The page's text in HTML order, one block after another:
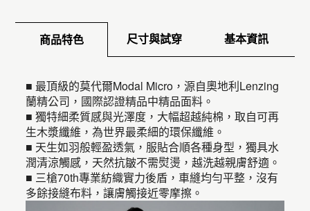
商品特色 尺寸與試穿 基本資訊
■ 最頂級的莫代爾Modal Micro，源自奧地利Lenzing
蘭精公司，國際認證精品中精品面料。
■ 獨特細柔質感與光澤度，大幅超越純棉，取自可再
生木漿纖維，為世界最柔細的環保纖維。
■ 天生如羽般輕盈透氣，服貼合順各種身型，獨具水
潤清涼觸感，天然抗皺不需熨燙，越洗越親膚舒適。
■ 三槍70th專業紡織實力後盾，車縫均勻平整，沒有
多餘接縫布料，讓膚觸接近零摩擦。